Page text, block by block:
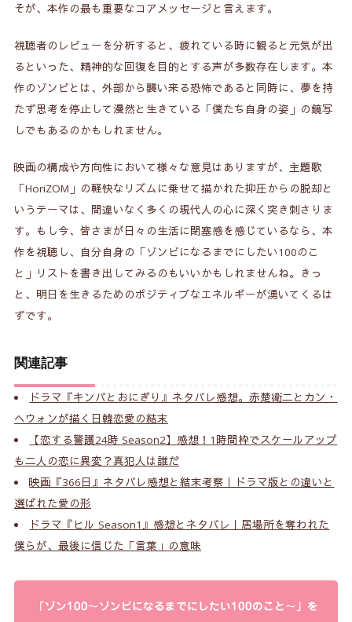
そが、本作の最も重要なコアメッセージと言えます。
視聴者のレビューを分析すると、疲れている時に観ると元気が出
るといった、精神的な回復を目的とする声が多数存在します。本
作のゾンビとは、外部から襲い来る恐怖であると同時に、夢を持
たず思考を停止して漫然と生きている「僕たち自身の姿」の鏡写
しでもあるのかもしれません。
映画の構成や方向性において様々な意見はありますが、主題歌
「HoriZOM」の軽快なリズムに乗せて描かれた抑圧からの脱却と
いうテーマは、間違いなく多くの現代人の心に深く突き刺さりま
す。もし今、皆さまが日々の生活に閉塞感を感じているなら、本
作を視聴し、自分自身の「ゾンビになるまでにしたい100のこ
と」リストを書き出してみるのもいいかもしれませんね。きっ
と、明日を生きるためのポジティブなエネルギーが湧いてくるは
ずです。
関連記事
ドラマ『キンパとおにぎり』ネタバレ感想。赤楚衛二とカン・
ヘウォンが描く日韓恋愛の結末
【恋する警護24時 Season2】感想！1時間枠でスケールアップ
も二人の恋に異変？真犯人は誰だ
映画『366日』ネタバレ感想と結末考察｜ドラマ版との違いと
選ばれた愛の形
ドラマ『ヒル Season1』感想とネタバレ｜居場所を奪われた
僕らが、最後に信じた「言葉」の意味
「ゾン100～ゾンビになるまでにしたい100のこと～」を